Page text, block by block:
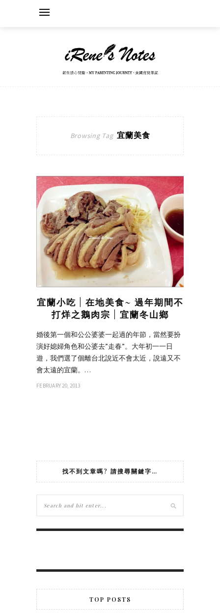
Browsing Tag 宜蘭美食
宜蘭小吃 | 在地美食~ 過年期間不
打烊之鵝肉宗 | 宜蘭冬山鄉
婚後第一個和公公婆婆一起過的年節，當然要扮
演好媳婦角色和公婆去”走春”。大年初一一日
遊，我們選了個離台北說近不會太近，說遠又不
會太遠的宜蘭。…
FEBRUARY 20, 2013
找不到文章嗎? 請搜尋關鍵字…
TOP POSTS